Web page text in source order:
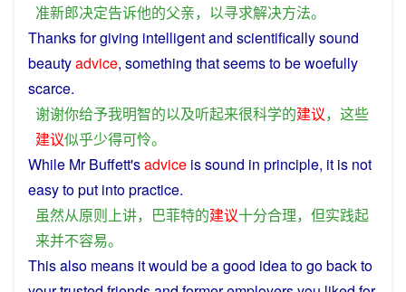
准新郎决定告诉他的父亲， 以寻求解决方法。
Thanksforgiving intelligentand scientificallysound
beautyadvice, something thatseemstobewoefully
scarce.
谢谢你给予我明智的以及听起来很科学的建议， 这些
建议似乎少得可怜。
While MrBuffett'sadvice issound in principle, it is not
easyto put intopractice.
虽然从原则上讲， 巴菲特的建议十分合理， 但实践起
来并不容易。
Thisalso means itwould beagood ideatogo back to